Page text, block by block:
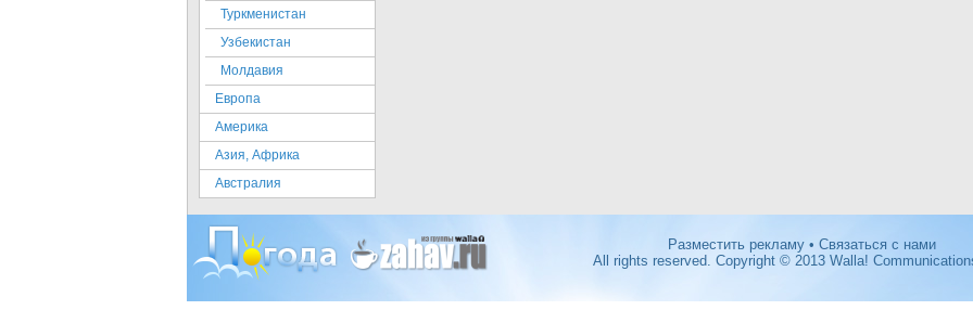
Туркменистан
Узбекистан
Молдавия
Европа
Америка
Азия, Африка
Австралия
Разместить рекламу • Связаться с нами
All rights reserved. Copyright © 2013 Walla!